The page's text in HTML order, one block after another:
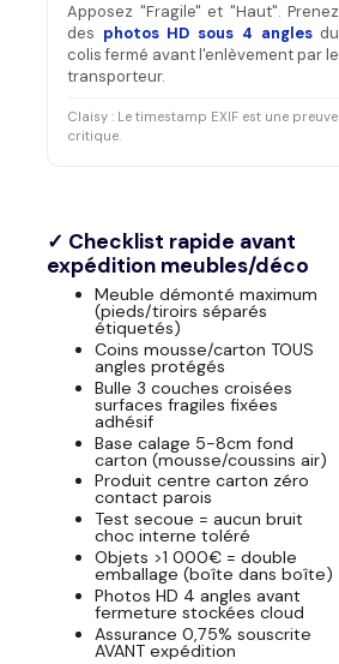
Apposez "Fragile" et "Haut". Prenez
des photos HD sous 4 anglesdu
colis fermé avant l'enlèvement par le
transporteur.
Claisy : Le timestamp EXIF est une preuve
critique.
✓ Checklist rapide avant
expédition meubles/déco
Meuble démonté maximum
(pieds/tiroirs séparés
étiquetés)
Coins mousse/carton TOUS
angles protégés
Bulle 3 couches croisées
surfaces fragiles fixées
adhésif
Base calage 5-8cm fond
carton (mousse/coussins air)
Produit centre carton zéro
contact parois
Test secoue = aucun bruit
choc interne toléré
Objets >1 000€ = double
emballage (boîte dans boîte)
Photos HD 4 angles avant
fermeture stockées cloud
Assurance 0,75% souscrite
AVANT expédition